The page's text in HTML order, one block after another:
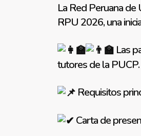
La Red Peruana
RPU 2026, una
Las
tutores de la PUCP.
Requisitos
Carta de